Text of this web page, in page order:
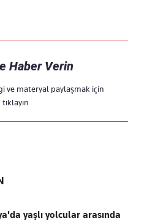
Haber Verin
ve materyal paylaşmak için
tıklayın
yaşlı yolcular arasında